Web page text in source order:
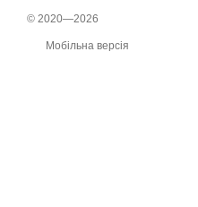
© 2020—2026
Мобільна версія